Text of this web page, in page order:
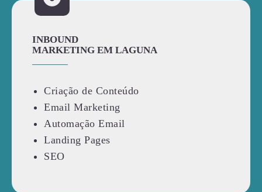
INBOUND
MARKETING EM LAGUNA
Criação de Conteúdo
Email Marketing
Automação Email
Landing Pages
SEO